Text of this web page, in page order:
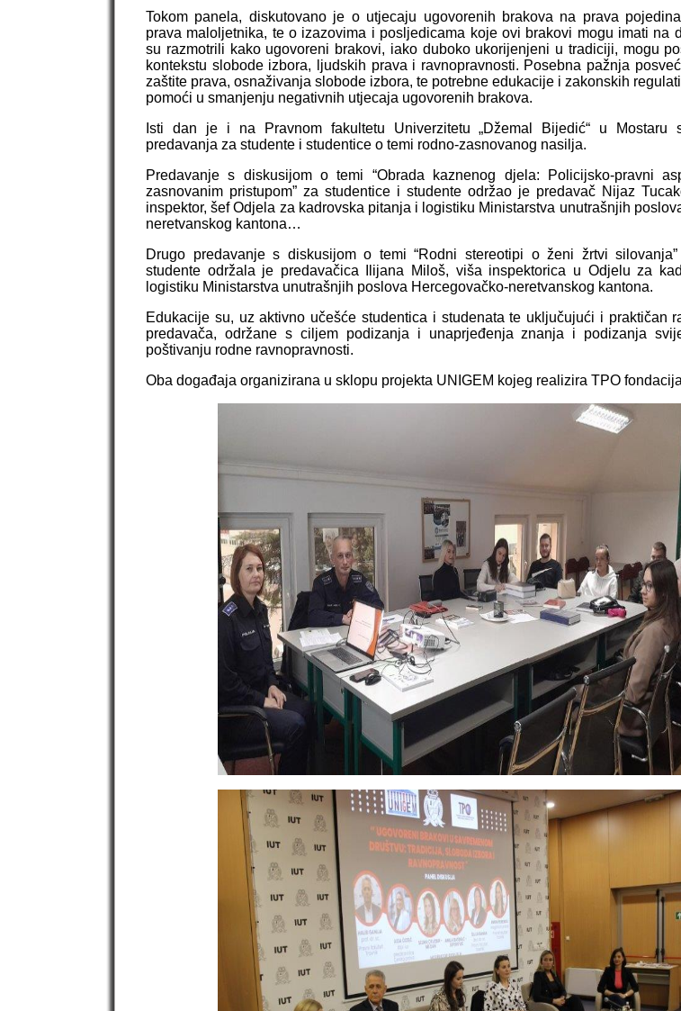
Tokom panela, diskutovano je o utjecaju ugovorenih brakova na prava
prava maloljetnika, te o izazovima i posljedicama koje ovi brakovi mogu imati na
su razmotrili kako ugovoreni brakovi, iako duboko ukorijenjeni u tradiciji, mogu
kontekstu slobode izbora, ljudskih prava i ravnopravnosti. Posebna pažnja
zaštite prava, osnaživanja slobode izbora, te potrebne edukacije i zakonskih
pomoći u smanjenju negativnih utjecaja ugovorenih brakova.
Isti dan je i na Pravnom fakultetu Univerzitetu „Džemal Bijedić“ u Mostaru
predavanja za studente i studentice o temi rodno-zasnovanog nasilja.
Predavanje s diskusijom o temi “Obrada kaznenog djela: Policijsko-pravni
zasnovanim pristupom” za studentice i studente održao je predavač Nijaz
inspektor, šef Odjela za kadrovska pitanja i logistiku Ministarstva unutrašnjih
neretvanskog kantona…
Drugo predavanje s diskusijom o temi “Rodni stereotipi o ženi žrtvi
studente održala je predavačica Ilijana Miloš, viša inspektorica u Odjelu za
logistiku Ministarstva unutrašnjih poslova Hercegovačko-neretvanskog kantona.
Edukacije su, uz aktivno učešće studentica i studenata te uključujući i praktičan
predavača, održane s ciljem podizanja i unaprjeđenja znanja i podizanja
poštivanju rodne ravnopravnosti.
Oba događaja organizirana u sklopu projekta UNIGEM kojeg realizira TPO